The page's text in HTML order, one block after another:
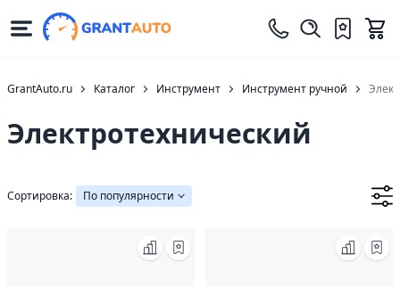
GrantAuto.ru Каталог Инструмент Инструмент ручной
Электротехнический
Сортировка: По популярности